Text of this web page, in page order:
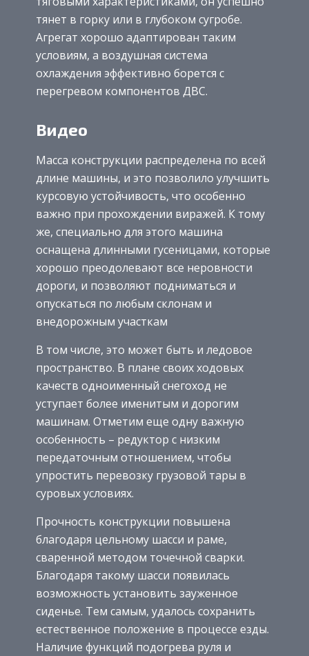
тянет в горку или в глубоком сугробе.
Агрегат хорошо адаптирован таким
условиям, а воздушная система
охлаждения эффективно борется с
перегревом компонентов ДВС.
Видео
Масса конструкции распределена по всей
длине машины, и это позволило улучшить
курсовую устойчивость, что особенно
важно при прохождении виражей. К тому
же, специально для этого машина
оснащена длинными гусеницами, которые
хорошо преодолевают все неровности
дороги, и позволяют подниматься и
опускаться по любым склонам и
внедорожным участкам
В том числе, это может быть и ледовое
пространство. В плане своих ходовых
качеств одноименный снегоход не
уступает более именитым и дорогим
машинам. Отметим еще одну важную
особенность – редуктор с низким
передаточным отношением, чтобы
упростить перевозку грузовой тары в
суровых условиях.
Прочность конструкции повышена
благодаря цельному шасси и раме,
сваренной методом точечной сварки.
Благодаря такому шасси появилась
возможность установить зауженное
сиденье. Тем самым, удалось сохранить
естественное положение в процессе езды.
Наличие функций подогрева руля и